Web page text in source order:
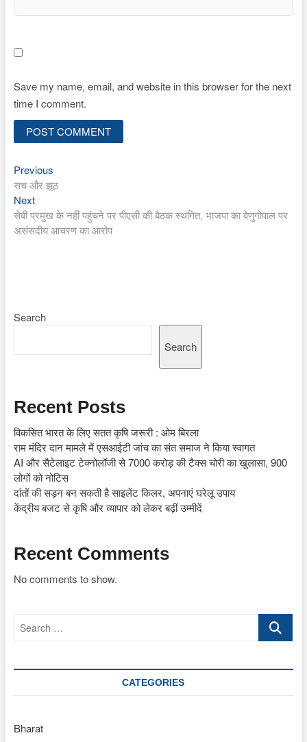
Save my name, email, and website in this browser for the next
time I comment.
Post
navigation
PreviousPrevious
post:
सच और झूठ
NextNext
post:
सेबी प्रमुख के नहीं पहुंचने पर पीएसी की बैठक स्थगित, भाजपा का वेणुगोपाल पर
असंसदीय आचरण का आरोप
Search
Search
Recent Posts
विकसित भारत के लिए सतत कृषि जरूरी : ओम बिरला
राम मंदिर दान मामले में एसआईटी जांच का संत समाज ने किया स्वागत
AI और सैटेलाइट टेक्नोलॉजी से 7000 करोड़ की टैक्स चोरी का खुलासा, 900
लोगों को नोटिस
दांतों की सड़न बन सकती है साइलेंट किलर, अपनाएं घरेलू उपाय
केंद्रीय बजट से कृषि और व्यापार को लेकर बढ़ीं उम्मीदें
Recent Comments
No comments to show.
Search
CATEGORIES
Bharat